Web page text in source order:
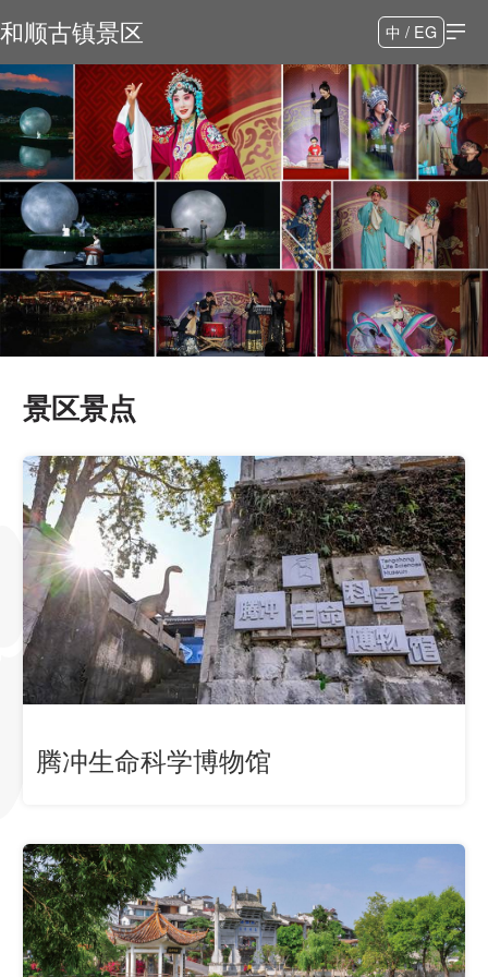
和顺古镇景区 中 / EG
景区景点
腾冲生命科学博物馆